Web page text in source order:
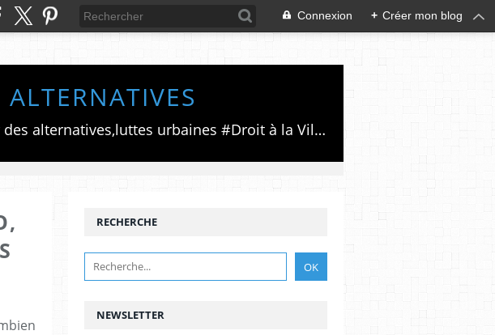
Connexion + Créer mon blog
Luttes émancipatrices,recherche du forum politico/social pour des alternatives,luttes urbaines #Droit à la Ville", #Paris #GrandParis,enjeux de la métropolisation,accès aux Archives publiques par Pierre Mansat,auteur‼️Ma vie rouge. Meutre au Grand Paris‼️[PUG]Association Josette & Maurice #Audin>bénevole Secours Populaire>Comité Laghouat-France>#Mumia #INTA
NEWSLETTER
RECHERCHE